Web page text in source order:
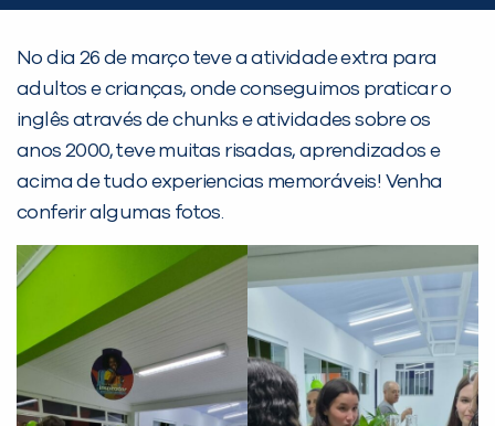
No dia 26 de março teve a atividade extra para
adultos e crianças, onde conseguimos praticar o
inglês através de chunks e atividades sobre os
anos 2000, teve muitas risadas, aprendizados e
acima de tudo experiencias memoráveis! Venha
conferir algumas fotos.
PEÇA UMA DEMONSTRAÇÃO DE MÉTODO